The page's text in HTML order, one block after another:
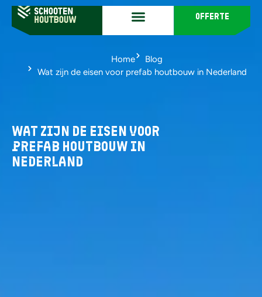
offerte
Home
Blog
Wat zijn de eisen voor prefab houtbouw in Nederland
Wat zijn de eisen voor
prefab houtbouw in
Nederland